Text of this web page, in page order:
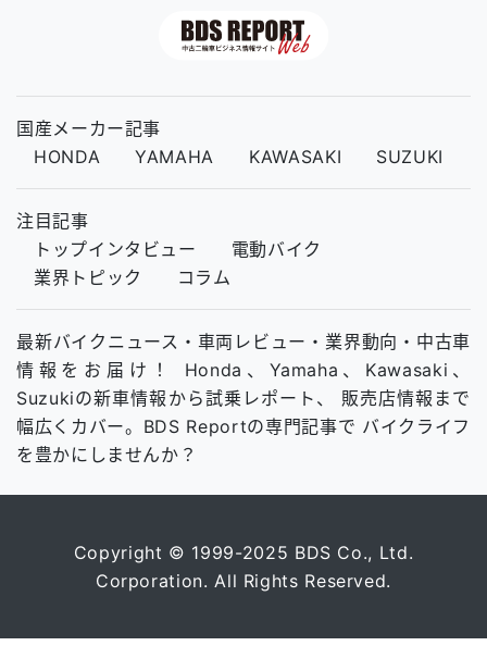
国産メーカー記事
HONDA
YAMAHA KAWASAKI SUZUKI
注目記事
トップインタビュー
電動バイク
業界トピック
コラム
最新バイクニュース・車両レビュー・業界動向・中古車
情報をお届け！ Honda、Yamaha、Kawasaki、
Suzukiの新車情報から試乗レポート、 販売店情報まで
幅広くカバー。BDS Reportの専門記事で バイクライフ
を豊かにしませんか？
Copyright © 1999-2025 BDS Co., Ltd.
Corporation. All Rights Reserved.